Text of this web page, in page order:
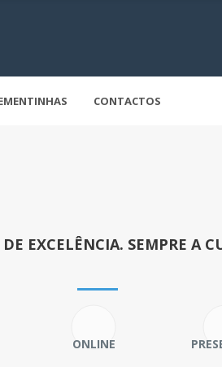
CONTACTOS
EXCELÊNCIA. SEMPRE A
ONLINE